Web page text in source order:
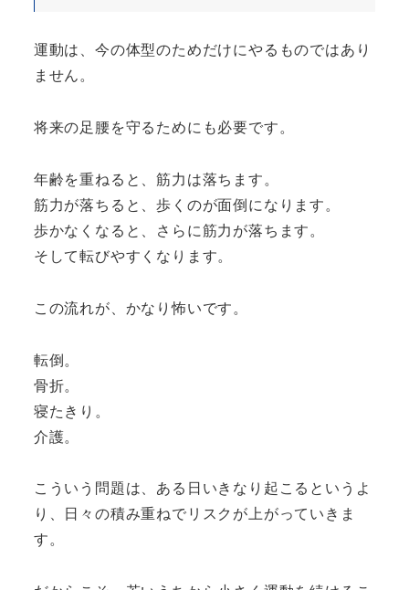
運動は、今の体型のためだけにやるものではあり
ません。
将来の足腰を守るためにも必要です。
年齢を重ねると、筋力は落ちます。
筋力が落ちると、歩くのが面倒になります。
歩かなくなると、さらに筋力が落ちます。
そして転びやすくなります。
この流れが、かなり怖いです。
転倒。
骨折。
寝たきり。
介護。
こういう問題は、ある日いきなり起こるというよ
り、日々の積み重ねでリスクが上がっていきま
す。